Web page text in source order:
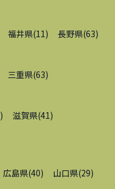
福井県(11) 長野県(63)
三重県(63)
) 滋賀県(41)
広島県(40) 山口県(29)